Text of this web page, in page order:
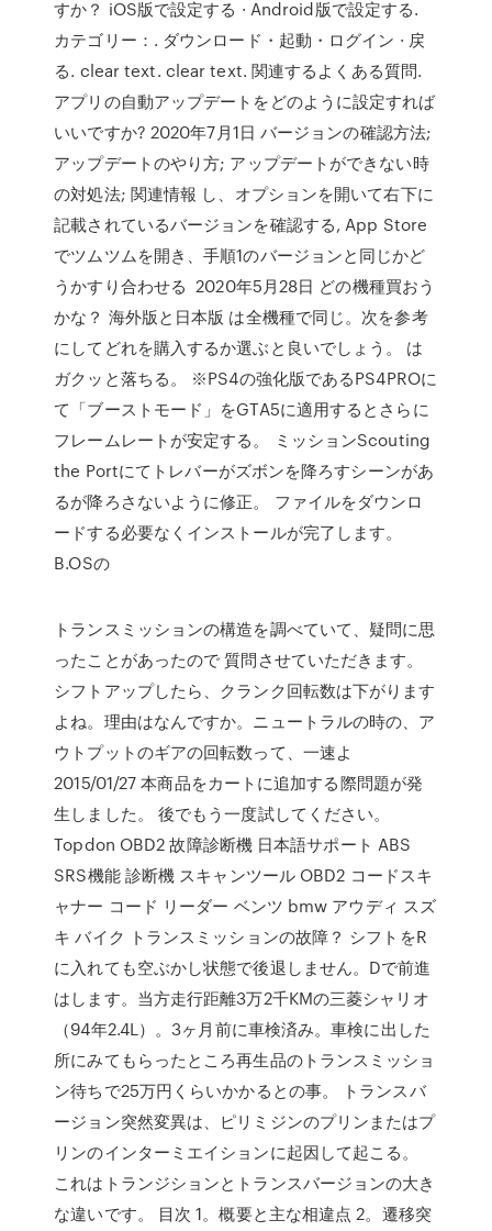
すか？ iOS版で設定する · Android版で設定する.
カテゴリー：. ダウンロード・起動・ログイン · 戻
る. clear text. clear text. 関連するよくある質問.
アプリの自動アップデートをどのように設定すれば
いいですか? 2020年7月1日 バージョンの確認方法;
アップデートのやり方; アップデートができない時
の対処法; 関連情報 し、オプションを開いて右下に
記載されているバージョンを確認する, App Store
でツムツムを開き、手順1のバージョンと同じかど
うかすり合わせる 2020年5月28日 どの機種買おう
かな？ 海外版と日本版 は全機種で同じ。次を参考
にしてどれを購入するか選ぶと良いでしょう。 は
ガクッと落ちる。 ※PS4の強化版であるPS4PROに
て「ブーストモード」をGTA5に適用するとさらに
フレームレートが安定する。 ミッションScouting
the Portにてトレバーがズボンを降ろすシーンがあ
るが降ろさないように修正。 ファイルをダウンロ
ードする必要なくインストールが完了します。
B.OSの
トランスミッションの構造を調べていて、疑問に思
ったことがあったので 質問させていただきます。
シフトアップしたら、クランク回転数は下がります
よね。理由はなんですか。ニュートラルの時の、ア
ウトプットのギアの回転数って、一速よ
2015/01/27 本商品をカートに追加する際問題が発
生しました。 後でもう一度試してください。
Topdon OBD2 故障診断機 日本語サポート ABS
SRS機能 診断機 スキャンツール OBD2 コードスキ
ャナー コード リーダー ベンツ bmw アウディ スズ
キ バイク トランスミッションの故障？ シフトをR
に入れても空ぶかし状態で後退しません。Dで前進
はします。当方走行距離3万2千KMの三菱シャリオ
（94年2.4L）。3ヶ月前に車検済み。車検に出した
所にみてもらったところ再生品のトランスミッショ
ン待ちで25万円くらいかかるとの事。 トランスバ
ージョン突然変異は、ピリミジンのプリンまたはプ
リンのインターミエイションに起因して起こる。
これはトランジションとトランスバージョンの大き
な違いです。 目次 1。概要と主な相違点 2。遷移突